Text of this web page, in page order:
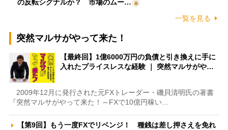
の反転シグナルか？ 市場のムー…
一覧を見る
突然マルサがやって来た！
【最終回】1億6000万円の負債と引き換えに手に
入れたプライスレスな経験 ｜ 突然マルサがや…
2009年12月に発行された元FXトレーダー・磯貝清明氏の著書
『突然マルサがやって来た！～FXで10億円稼い…
【第9回】もう一度FXでリベンジ！ 種銭は差し押さえを免れ